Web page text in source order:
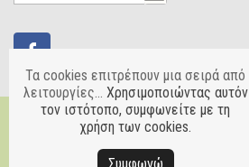
Τα cookies επιτρέπουν μια σειρά από
λειτουργίες... Χρησιμοποιώντας αυτόν
τον ιστότοπο, συμφωνείτε με τη
χρήση των cookies.